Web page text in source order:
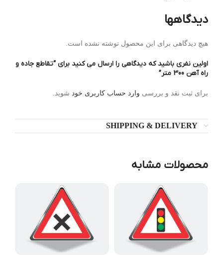
دیدگاهها
هیچ دیدگاهی برای این محصول نوشته نشده است.
اولین نفری باشید که دیدگاهی را ارسال می کنید برای “تقاطع جاده و
راه آهن 300 متر”
برای ثبت نقد و بررسی وارد حساب کاربری خود شوید.
SHIPPING & DELIVERY
محصولات مشابه